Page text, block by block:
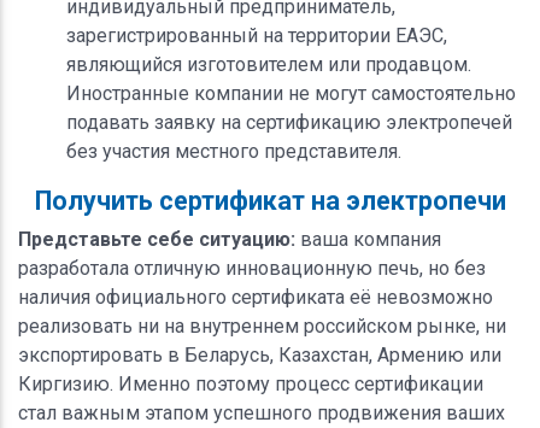
индивидуальный предприниматель,
зарегистрированный на территории ЕАЭС,
являющийся изготовителем или продавцом.
Иностранные компании не могут самостоятельно
подавать заявку на сертификацию электропечей
без участия местного представителя.
Получить сертификат на электропечи
Представьте себе ситуацию: ваша компания
разработала отличную инновационную печь, но без
наличия официального сертификата её невозможно
реализовать ни на внутреннем российском рынке, ни
экспортировать в Беларусь, Казахстан, Армению или
Киргизию. Именно поэтому процесс сертификации
стал важным этапом успешного продвижения ваших